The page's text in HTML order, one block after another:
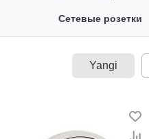
Сетевые розетки
Yangi